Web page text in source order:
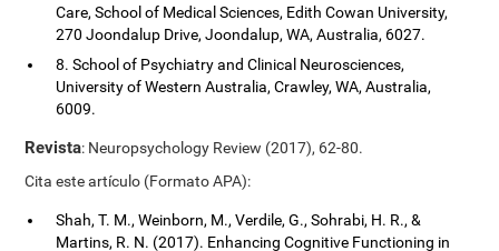
Care, School of Medical Sciences, Edith Cowan University,
270 Joondalup Drive, Joondalup, WA, Australia, 6027.
8. School of Psychiatry and Clinical Neurosciences,
University of Western Australia, Crawley, WA, Australia,
6009.
Revista: Neuropsychology Review (2017), 62-80.
Cita este artículo (Formato APA):
Shah, T. M., Weinborn, M., Verdile, G., Sohrabi, H. R., &
Martins, R. N. (2017). Enhancing Cognitive Functioning in